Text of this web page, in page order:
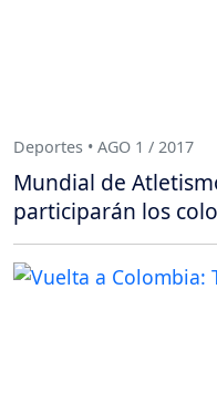
Deportes • AGO 1 / 2017
Mundial de
participarán los